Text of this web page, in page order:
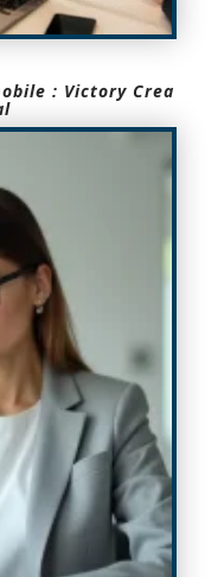
: Victory Crea